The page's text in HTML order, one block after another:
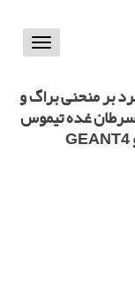
Toggle
بر منحنی براگ و
سرطان غده تیموس